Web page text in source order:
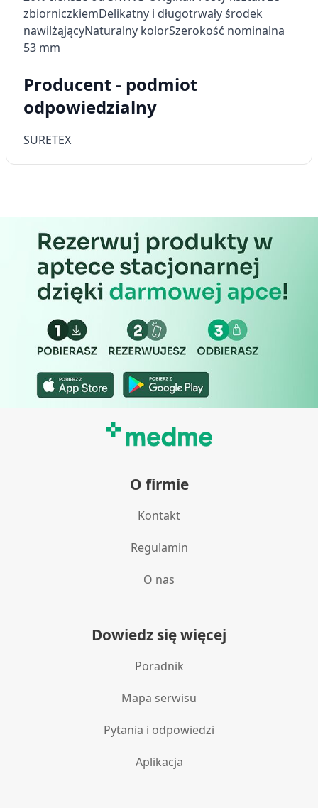
zbiorniczkiemDelikatny i długotrwały środek
nawilżąjącyNaturalny kolorSzerokość nominalna
53 mm
Producent - podmiot
odpowiedzialny
SURETEX
O firmie
Kontakt
Regulamin
O nas
Dowiedz się więcej
Poradnik
Mapa serwisu
Pytania i odpowiedzi
Aplikacja
Wykorzystywanie profili w celu doboru
spersonalizowanych treści
Pomiar efektywności treści
Rozumienie odbiorców dzięki statystyce lub
Użycie dokładnych danych
geolokalizacyjnych
Identyfikowanie urządzeń na podstawie
aktywnie żądanych informacji
Cele przetwarzania inne niż IAB:
Niezbędne
Wydajność (Performance)
Reklama / śledzenie